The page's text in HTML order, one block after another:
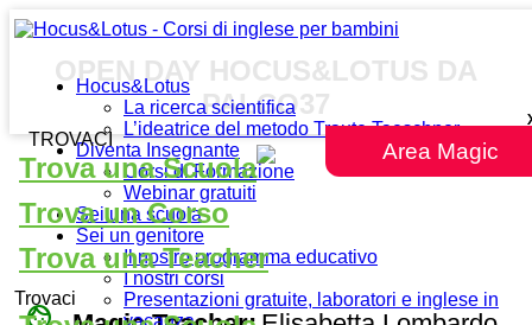
Hocus&Lotus
La ricerca scientifica
L’ideatrice del metodo Traute Taeschner
Diventa Insegnante
Corsi di Formazione
Webinar gratuiti
Sei una scuola
Sei un genitore
Il nostro programma educativo
I nostri corsi
Presentazioni gratuite, laboratori e inglese in
vacanza
Area Magic
TROVACI
Trova una Scuola
Trova un Corso
Trova una Teacher
Trovaci
OPEN DAY HOCUS&LOTUS DA
PALCO37
face